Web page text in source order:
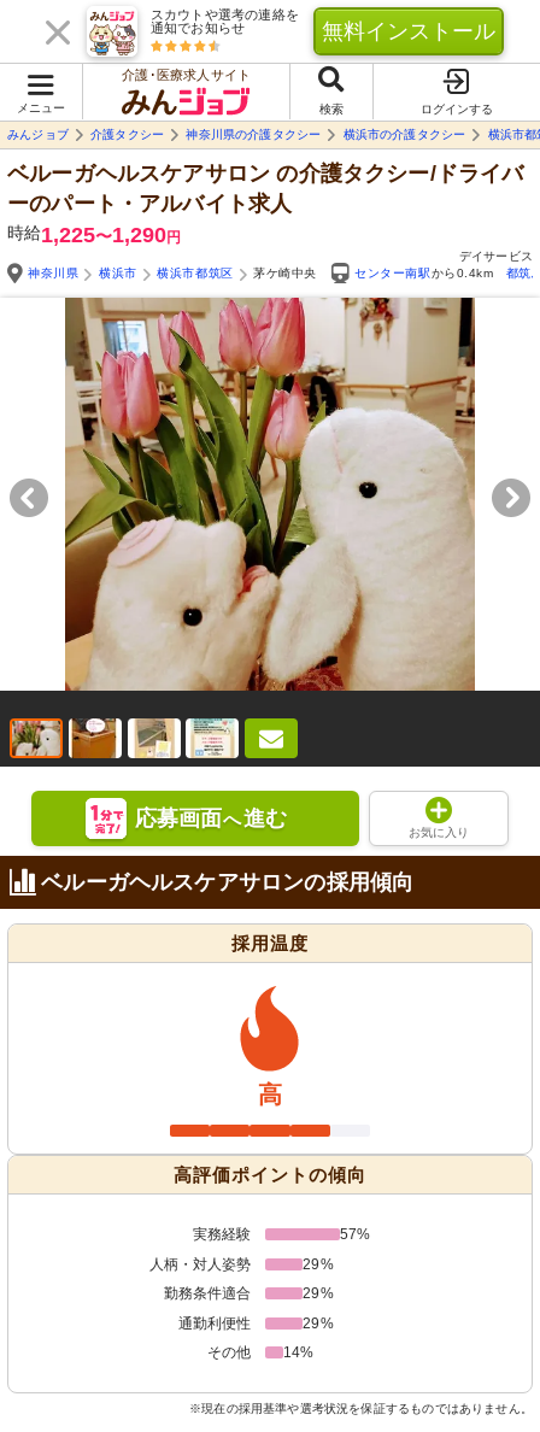
スカウトや選考の連絡を
通知でお知らせ
無料インストール
メニュー
介護･医療求人サイト
検索
ログインする
みんジョブ
介護タクシー 神奈川県の介護タクシー 横浜市の介護タクシー 横浜市都
ベルーガヘルスケアサロン の介護タクシー/ドライバ
ーのパート・アルバイト求人
時給1,225〜1,290円
デイサービス
神奈川県
横浜市 横浜市都筑区 茅ケ崎中央 センター南駅から0.4km 都筑
応募画面へ進む
お気に入り
ベルーガヘルスケアサロンの採用傾向
採用温度
高
高評価ポイントの傾向
実務経験
57%
人柄・対人姿勢
29%
勤務条件適合
29%
通勤利便性
29%
その他
14%
※現在の採用基準や選考状況を保証するものではありません。